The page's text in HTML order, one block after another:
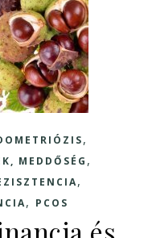
,
MEDDŐSÉG ,
,
, PCOS